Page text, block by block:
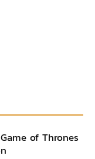
of Thrones